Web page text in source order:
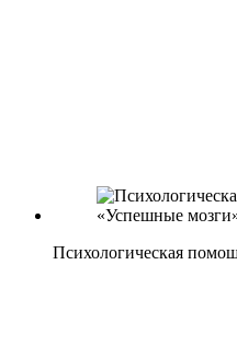
Психологическая